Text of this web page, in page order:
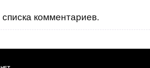
комментариев.